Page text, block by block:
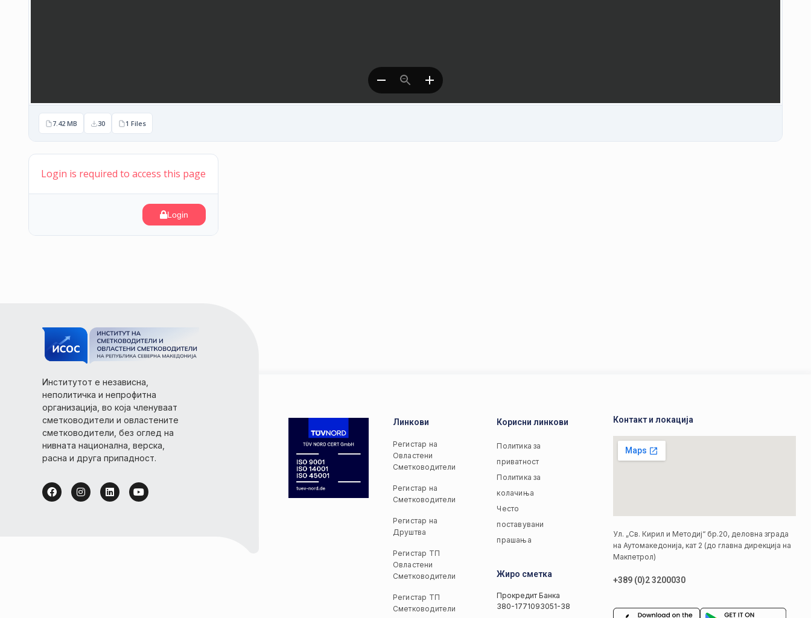
7.42 MB 30 1 Files
Login is required to access this page
Login
Институтот е независна,
неполитичка и непрофитна
организација, во која членуваат
сметководители и овластените
сметководители, без оглед на
нивната национална, верска,
расна и друга припадност.
Линкови
Регистар на
Овластени
Сметководители
Регистар на
Сметководители
Регистар на
Друштва
Регистар ТП
Овластени
Сметководители
Регистар ТП
Сметководители
Корисни линкови
Политика за
приватност
Политика за
колачиња
Често
поставувани
прашања
Жиро сметка
Прокредит Банка
380-1771093051-38
Контакт и локација
Ул. „Св. Кирил и Методиј“ бр.20, деловна зграда
на Аутомакедонија, кат 2 (до главна дирекција на
Макпетрол)
+389 (0)2 3200030